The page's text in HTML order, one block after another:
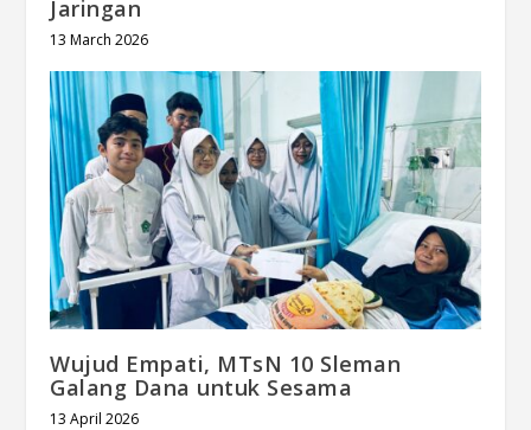
Jaringan
13 March 2026
Wujud Empati, MTsN 10 Sleman
Galang Dana untuk Sesama
13 April 2026